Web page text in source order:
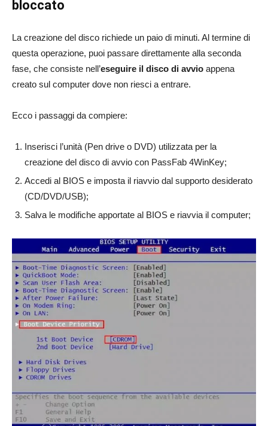
bloccato
La creazione del disco richiede un paio di minuti. Al termine di
questa operazione, puoi passare direttamente alla seconda
fase, che consiste nell’eseguire il disco di avvio appena
creato sul computer dove non riesci a entrare.
Ecco i passaggi da compiere:
Inserisci l’unità (Pen drive o DVD) utilizzata per la
creazione del disco di avvio con PassFab 4WinKey;
Accedi al BIOS e imposta il riavvio dal supporto desiderato
(CD/DVD/USB);
Salva le modifiche apportate al BIOS e riavvia il computer;